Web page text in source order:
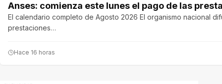
Anses: comienza este lunes el pago de las
El calendario completo de Agosto 2026 El organismo nacional
prestaciones…
Hace 16 horas